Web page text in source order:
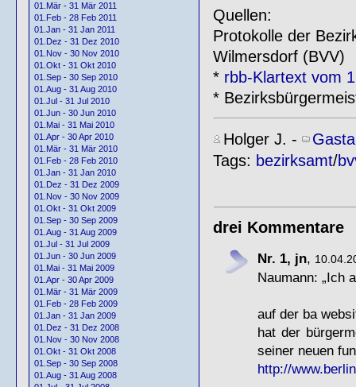
01.Mär - 31 Mär 2011
01.Feb - 28 Feb 2011
01.Jan - 31 Jan 2011
01.Dez - 31 Dez 2010
01.Nov - 30 Nov 2010
01.Okt - 31 Okt 2010
01.Sep - 30 Sep 2010
01.Aug - 31 Aug 2010
01.Jul - 31 Jul 2010
01.Jun - 30 Jun 2010
01.Mai - 31 Mai 2010
01.Apr - 30 Apr 2010
01.Mär - 31 Mär 2010
01.Feb - 28 Feb 2010
01.Jan - 31 Jan 2010
01.Dez - 31 Dez 2009
01.Nov - 30 Nov 2009
01.Okt - 31 Okt 2009
01.Sep - 30 Sep 2009
01.Aug - 31 Aug 2009
01.Jul - 31 Jul 2009
01.Jun - 30 Jun 2009
01.Mai - 31 Mai 2009
01.Apr - 30 Apr 2009
01.Mär - 31 Mär 2009
01.Feb - 28 Feb 2009
01.Jan - 31 Jan 2009
01.Dez - 31 Dez 2008
01.Nov - 30 Nov 2008
01.Okt - 31 Okt 2008
01.Sep - 30 Sep 2008
01.Aug - 31 Aug 2008
Quellen:
Protokolle der
Wilmersdorf (BVV)
* rbb-Klartext vom
*
Holger J. -
Tags: bezirksamt/
drei Kommentare
Nr. 1, jn,
Naumann: „Ich
auf der ba
hat der
seiner neuen
http://